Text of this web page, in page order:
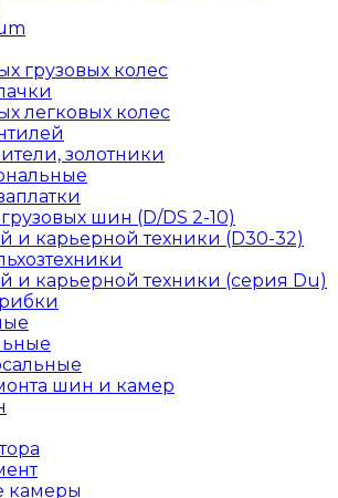
грузовых колес
легковых колес
золотники
шин (D/DS 2-10)
и карьерной техники (D30-32)
и карьерной техники (серия Du)
шин и камер
камеры